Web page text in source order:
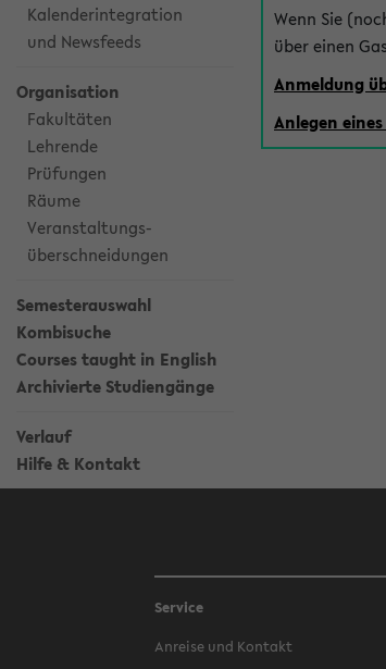
Kalenderintegration
und Newsfeeds
Organisation
Fakultäten
Lehrende
Prüfungen
Räume
Veranstaltungs-
überschneidungen
Semesterauswahl
Kombisuche
Courses taught in English
Archivierte Studiengänge
Verlauf
Hilfe & Kontakt
Wenn Sie
über einen
Anmeldung
Anlegen
Service
Anreise und Kontakt